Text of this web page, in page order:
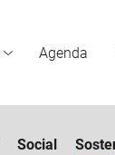
Agenda
Social